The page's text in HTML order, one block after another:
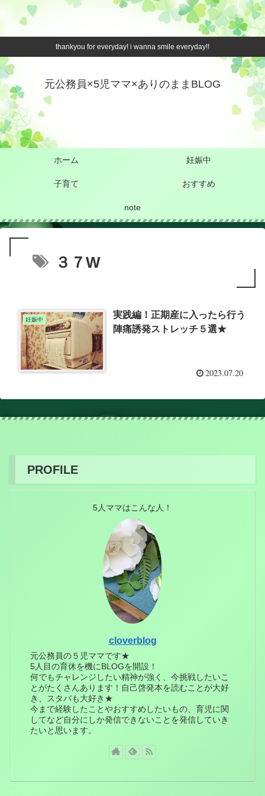
thankyou for everyday! i wanna smile everyday!!
元公務員×5児ママ×ありのままBLOG
ホーム 妊娠中
子育て おすすめ
note
３７W
妊娠中
実践編！正期産に入ったら行う
陣痛誘発ストレッチ５選★
2023.07.20
PROFILE
5人ママはこんな人！
cloverblog
元公務員の５児ママです★
5人目の育休を機にBLOGを開設！
何でもチャレンジしたい精神が強く、今挑戦したいこ
とがたくさんあります！自己啓発本を読むことが大好
き、スタバも大好き★
今まで経験したことやおすすめしたいもの、育児に関
してなど自分にしか発信できないことを発信していき
たいと思います。